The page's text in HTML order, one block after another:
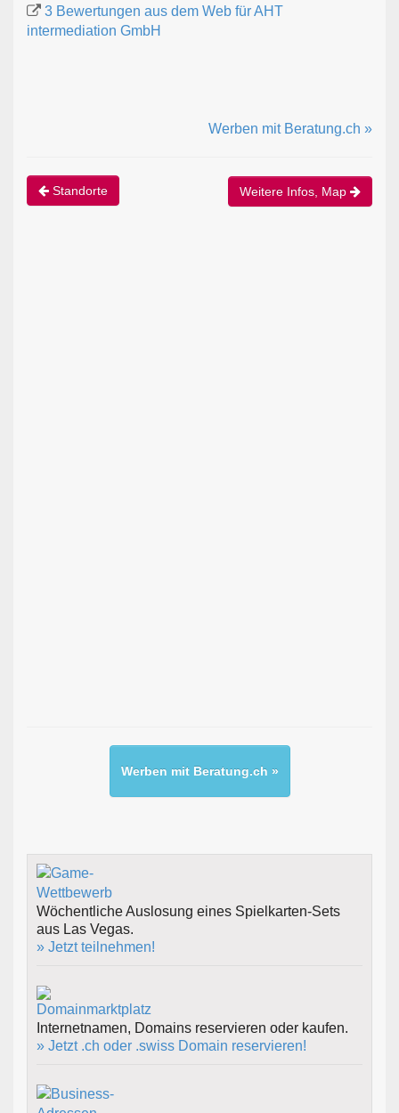
3 Bewertungen aus dem Web für AHT
intermediation GmbH
Werben mit Beratung.ch »
Standorte Weitere Infos, Map
Werben mit Beratung.ch »
Wöchentliche Auslosung eines Spielkarten-Sets
aus Las Vegas.
» Jetzt teilnehmen!
Internetnamen, Domains reservieren oder kaufen.
» Jetzt .ch oder .swiss Domain reservieren!